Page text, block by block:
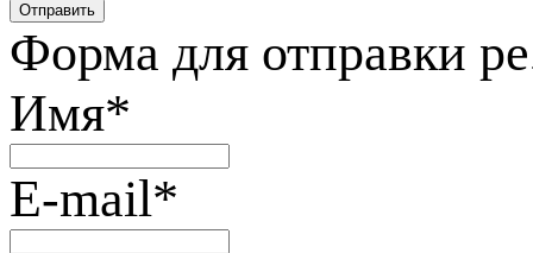
Форма для отправки
Имя*
E-mail*